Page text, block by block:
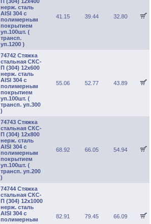
нерж. сталь
AISI 304 с
полимерным
покрытием
уп.100шт. (
трансп.
уп.1200 )
41.15 39.44 32.80
74742 Стяжка
стальная СКС-
П (304) 12х600
нерж. сталь
AISI 304 с
полимерным
покрытием
уп.100шт. (
трансп. уп.300
)
55.06 52.77 43.89
74743 Стяжка
стальная СКС-
П (304) 12х800
нерж. сталь
AISI 304 с
полимерным
покрытием
уп.100шт. (
трансп. уп.200
)
68.92 66.05 54.94
74744 Стяжка
стальная СКС-
П (304) 12х1000
нерж. сталь
AISI 304 с
полимерным
82.91 79.45 66.09